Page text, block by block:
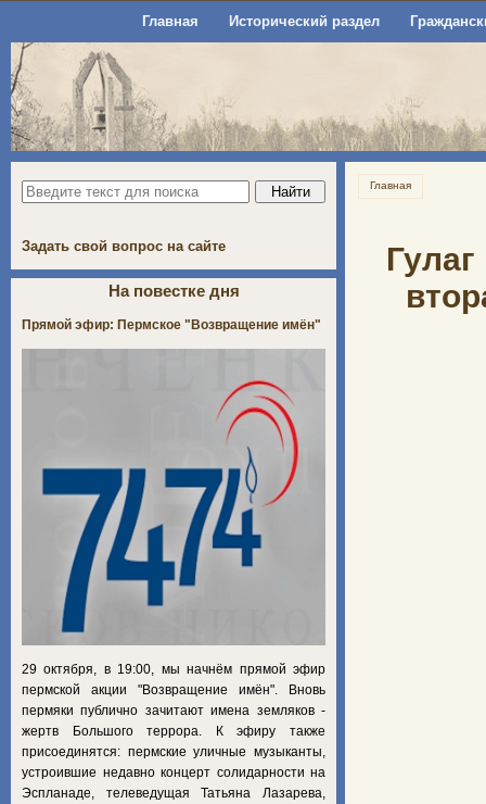
Главная Исторический раздел
Главная
Задать свой вопрос на сайте
На повестке дня
Прямой эфир: Пермское "Возвращение имён"
29 октября, в 19:00, мы начнём прямой эфир
пермской акции "Возвращение имён". Вновь
пермяки публично зачитают имена земляков -
жертв Большого террора. К эфиру также
присоединятся: пермские уличные музыканты,
устроившие недавно концерт солидарности на
Эспланаде, телеведущая Татьяна Лазарева,